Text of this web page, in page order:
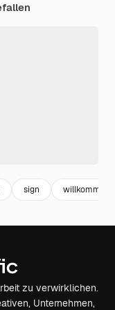
sign willkommen
zu verwirklichen.
Unternehmen,